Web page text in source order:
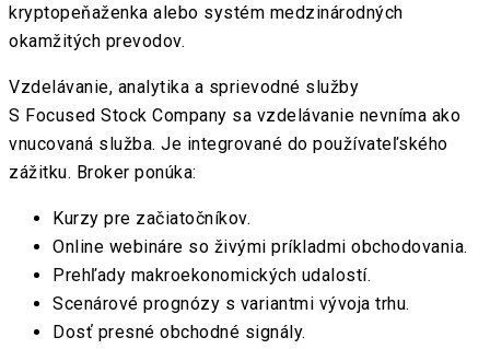
kryptopeňaženka alebo systém medzinárodných
okamžitých prevodov.
Vzdelávanie, analytika a sprievodné služby
S Focused Stock Company sa vzdelávanie nevníma ako
vnucovaná služba. Je integrované do používateľského
zážitku. Broker ponúka:
Kurzy pre začiatočníkov.
Online webináre so živými príkladmi obchodovania.
Prehľady makroekonomických udalostí.
Scenárové prognózy s variantmi vývoja trhu.
Dosť presné obchodné signály.